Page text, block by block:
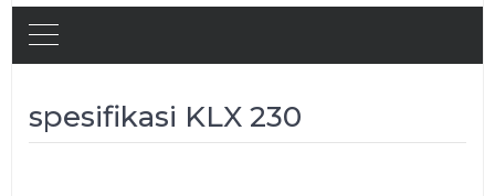
spesifikasi KLX 230